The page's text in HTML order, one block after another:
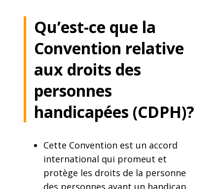
Qu’est-ce que la
Convention relative
aux droits des
personnes
handicapées (CDPH)?
Cette Convention est un accord
international qui promeut et
protège les droits de la personne
des personnes ayant un handicap.